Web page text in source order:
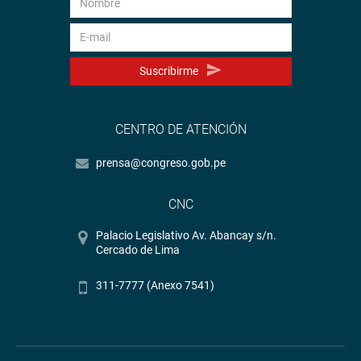
La congresista Silvia Monteza Facho visitó la ciudad de
Suscribirme
CENTRO DE ATENCIÓN
prensa@congreso.gob.pe
CNC
Palacio Legislativo Av. Abancay s/n.
Cercado de Lima
311-7777 (Anexo 7541)